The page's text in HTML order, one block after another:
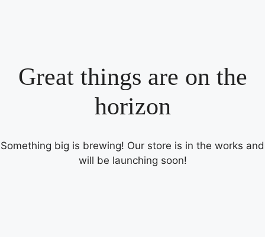
Great things are on the
horizon
Something big is brewing! Our store is in the works and
will be launching soon!